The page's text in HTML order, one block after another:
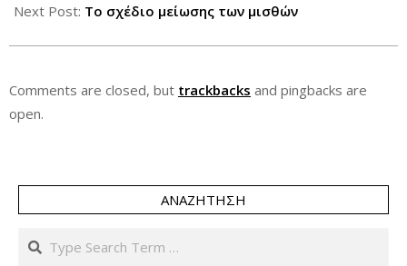
Next Post: Το σχέδιο μείωσης των μισθών
Comments are closed, but trackbacks and pingbacks are
open.
ΑΝΑΖΉΤΗΣΗ
Search